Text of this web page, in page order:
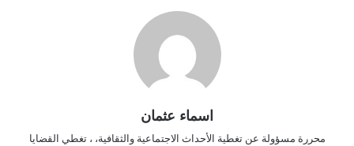
اسماء عثمان
محررة مسؤولة عن تغطية الأحداث الاجتماعية والثقافية، ، تغطي القضايا